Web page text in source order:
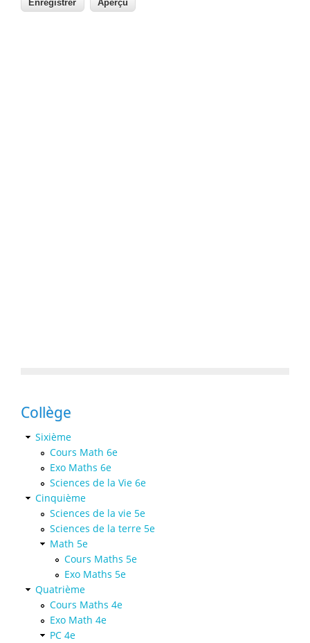
Collège
Sixième
Cours Math 6e
Exo Maths 6e
Sciences de la Vie 6e
Cinquième
Sciences de la vie 5e
Sciences de la terre 5e
Math 5e
Cours Maths 5e
Exo Maths 5e
Quatrième
Cours Maths 4e
Exo Math 4e
PC 4e